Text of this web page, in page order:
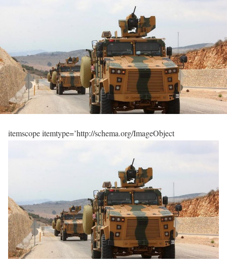
itemscope itemtype=’http://schema.org/ImageObject